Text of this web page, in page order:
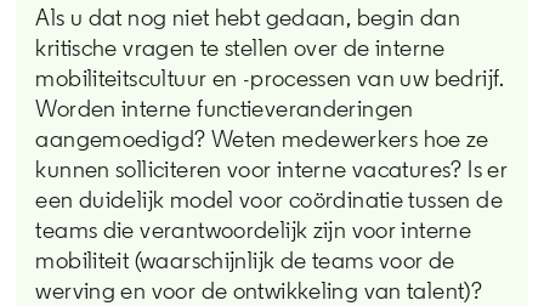
Als u dat nog niet hebt gedaan, begin dan
kritische vragen te stellen over de interne
mobiliteitscultuur en -processen van uw bedrijf.
Worden interne functieveranderingen
aangemoedigd? Weten medewerkers hoe ze
kunnen solliciteren voor interne vacatures? Is er
een duidelijk model voor coördinatie tussen de
teams die verantwoordelijk zijn voor interne
mobiliteit (waarschijnlijk de teams voor de
werving en voor de ontwikkeling van talent)?